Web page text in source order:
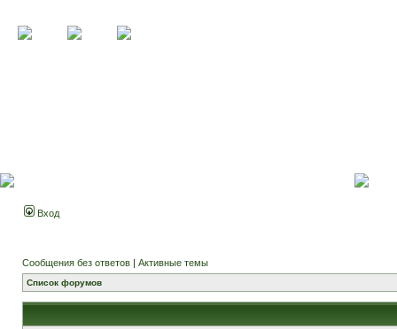
Вход
Сообщения без ответов | Активные темы
Список форумов